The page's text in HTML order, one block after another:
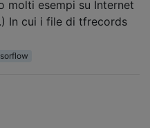
molti esempi su Internet
In cui i file di tfrecords